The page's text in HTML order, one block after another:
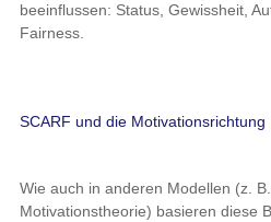
beeinflussen: Status, Gewissheit,
Fairness.
SCARF und die Motivationsrichtung
Wie auch in anderen Modellen (z.
Motivationstheorie) basieren diese